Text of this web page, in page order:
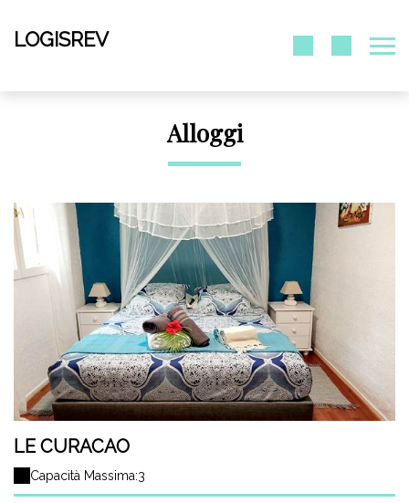
LOGISREV
Alloggi
LE CURACAO
Capacità Massima:3